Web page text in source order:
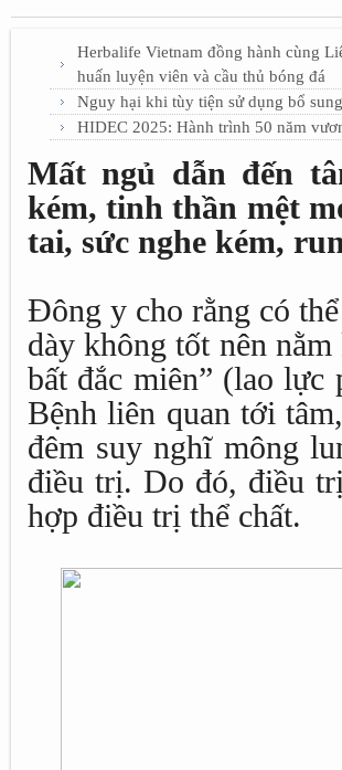
Herbalife Vietnam đồng hành cùng
huấn luyện viên và cầu thủ bóng đá
Nguy hại khi tùy tiện sử dụng bổ
HIDEC 2025: Hành trình 50 năm
Mất ngủ dẫn đến
kém, tinh thần mệt
tai, sức nghe kém,
Đông y cho rằng có
dày không tốt nên
bất đắc miên” (lao lực
Bệnh liên quan tới
đêm suy nghĩ mông
điều trị. Do đó, điều
hợp điều trị thể chất.